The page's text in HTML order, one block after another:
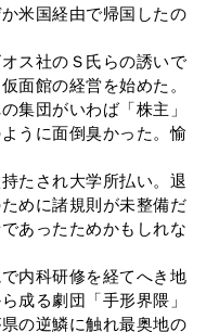
米国経由で帰国したの
ス社のＳ氏らの誘いで
面館の経営を始めた。
集団がいわば「株主」
うに面倒臭かった。愉
たされ大学所払い。退
めに諸規則が未整備だ
あったためかもしれな
内科研修を経てへき地
成る劇団「手形界隈」
の逆鱗に触れ最奥地の